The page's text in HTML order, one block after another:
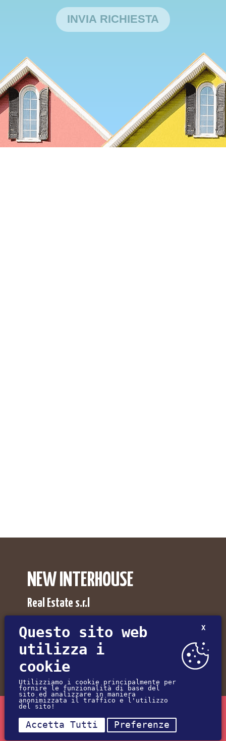
Sei interessato all'annuncio Rif. NI-000916?
RICHIEDI INFORMAZIONI
INVIA RICHIESTA
NEW INTERHOUSE
Real Estate s.r.l
Agenzia Immobiliare NewInterhouse a Pordenone,
Udine, Trieste e Gorizia.
Via Umberto I°, 30
33085 - Maniago (PN) - Italy
(+39) 0427-72547
(+39) 345-2310426
info@newinterhouse.it
Questo sito web
utilizza i
cookie
X
Utilizziamo i cookie principalmente per
fornire le funzionalità di base del
sito ed analizzare in maniera
anonimizzata il traffico e l'utilizzo
del sito!
Accetta Tutti Preferenze